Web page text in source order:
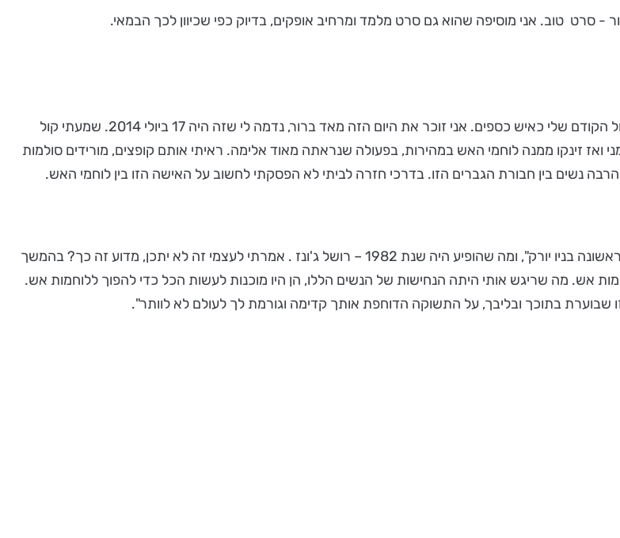
- סרט טוב. אני מוסיפה שהוא גם סרט מלמד ומרחיב אופקים, בדיוק כפי שכיוון לכך הבמאי.
"אני זוכר בברור את היום בו נולד הרעיון במוחי, גרתי כמה שנים בניו יורק, בגלגול הקודם שלי כאיש כספים. אני זוכר את היום הזה מאד ברור, נדמה לי שזה היה 17 ביולי 2014. שמעתי קול
זינקו ממנה לוחמי האש במהירות, בפעולה שנראתה מאוד אלימה. ראיתי אותם קופצים, מורידים סולמות
נשים בין חבורת הגברים הזו. בדרכי חזרה לביתי לא הפסקתי לחשוב על האישה הזו בין לוחמי האש.
"המחשבה עליה הטרידה את מוחי, מאיזו שהיא סיבה. חיפשתי "לוחמת האש הראשונה בניו יורק", ומה שהופיע היה שנת 1982 – רושל ג'ונז . אמרתי לעצמי זה לא יתכן, מדוע זה כך? בהמשך
אש. מה שריגש אותי היתה הנחישות של הנשים הללו, הן היו מוכנות לעשות הכל כדי להפוך ללוחמות אש.
בתוכך ובליבך, על התשוקה הדוחפת אותך קדימה וגורמת לך לעולם לא לוותר".